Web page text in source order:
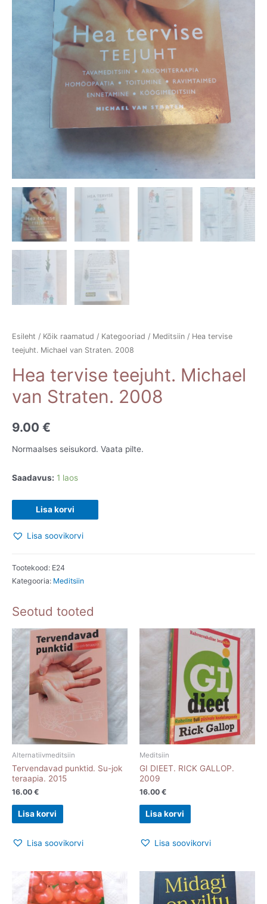
Esileht / Kõik raamatud / Kategooriad / Meditsiin / Hea tervise
teejuht. Michael van Straten. 2008
Hea tervise teejuht. Michael
van Straten. 2008
9.00 €
Normaalses seisukord. Vaata pilte.
Saadavus: 1 laos
tervise
teejuht.
van
Straten.
kogus
Lisa korvi
Lisa soovikorvi
Tootekood: E24
Kategooria: Meditsiin
Seotud tooted
Alternatiivmeditsiin
Tervendavad punktid. Su-jok
teraapia. 2015
16.00 €
Lisa korvi
Lisa soovikorvi
Meditsiin
GI DIEET. RICK GALLOP.
2009
16.00 €
Lisa korvi
Lisa soovikorvi